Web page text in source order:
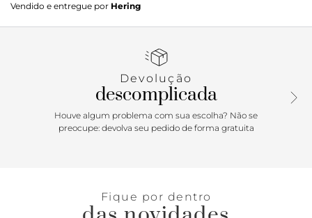
todos os dias da semana. Elaborada em malha sarjada,
sendo mais encorpada, com textura e ótima
São itens essenciais e versáteis que podem ser
roupa.Detalhes da peça:Malha sarjadaModelagem
regularManga curtaGola redondaPeitilho com botões
Vendido e entregue por Hering
Devolução
descomplicada
Houve algum problema com sua escolha? Não se
preocupe: devolva seu pedido de forma gratuita
Fique por dentro